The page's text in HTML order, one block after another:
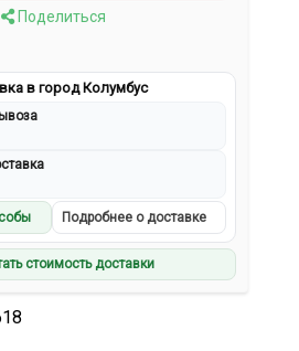
Поделиться
в город Колумбус
Подробнее о доставке
стоимость доставки